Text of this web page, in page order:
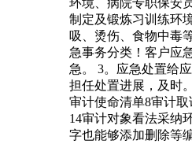
制定及锻炼习训练环
吸、烫伤、食物中毒
急事务分类！客户应
急。 3。应急处置给
担任处置进展，及时
审计使命清单8审计
14审计对象看法采纳
字也能够添加删除等